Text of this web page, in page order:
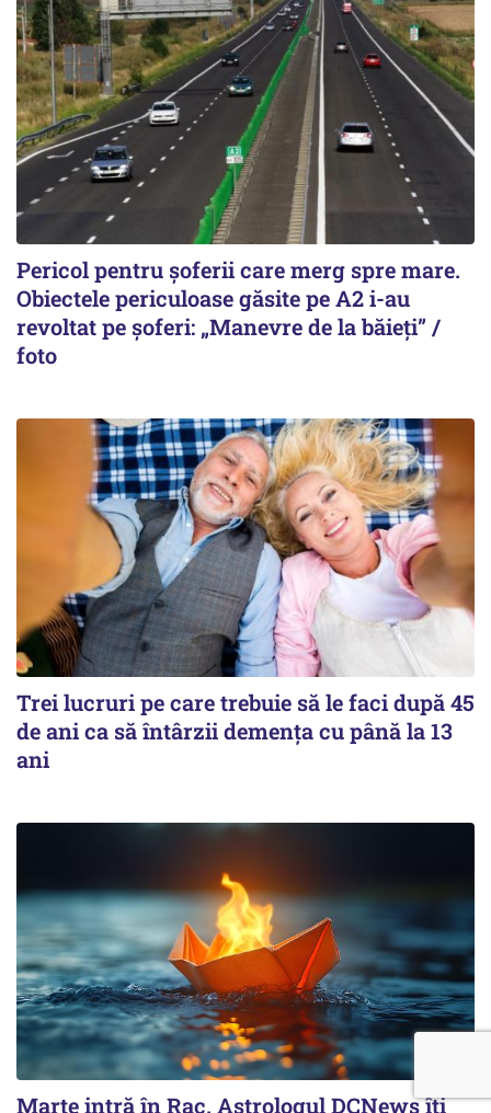
Pericol pentru șoferii care merg spre mare.
Obiectele periculoase găsite pe A2 i-au
revoltat pe șoferi: „Manevre de la băieți” /
foto
Trei lucruri pe care trebuie să le faci după 45
de ani ca să întârzii demența cu până la 13
ani
Marte intră în Rac. Astrologul DCNews îți